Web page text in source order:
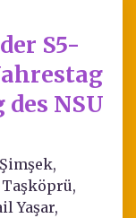
S5-
NSU
Yaşar,